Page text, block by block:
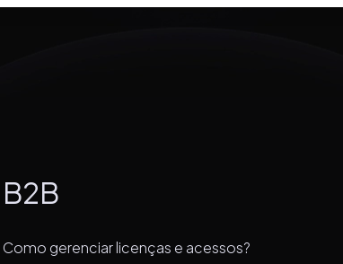
B2B
Como gerenciar licenças e acessos?